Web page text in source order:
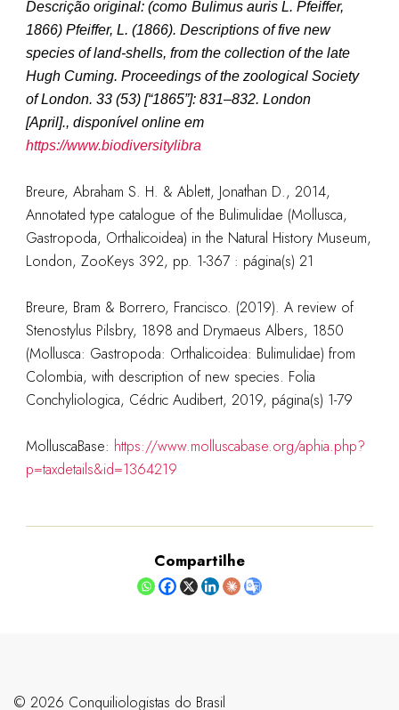
Descrição original: (como Bulimus auris L. Pfeiffer,
1866)Pfeiffer, L. (1866). Descriptions of five new
species of land-shells, from the collection of the late
Hugh Cuming. Proceedings of the zoological Society
of London. 33 (53) [“1865”]: 831–832. London
[April]., disponível online em
https://www.biodiversitylibra
Breure, Abraham S. H. & Ablett, Jonathan D., 2014,
Annotated type catalogue of the Bulimulidae (Mollusca,
Gastropoda, Orthalicoidea) in the Natural History Museum,
London, ZooKeys 392, pp. 1-367 : página(s) 21
Breure, Bram & Borrero, Francisco. (2019). A review of
Stenostylus Pilsbry, 1898 and Drymaeus Albers, 1850
(Mollusca: Gastropoda: Orthalicoidea: Bulimulidae) from
Colombia, with description of new species. Folia
Conchyliologica, Cédric Audibert, 2019, página(s) 1-79
MolluscaBase: https://www.molluscabase.org/aphia.php?
p=taxdetails&id=1364219
Compartilhe
©️ 2026 Conquiliologistas do Brasil